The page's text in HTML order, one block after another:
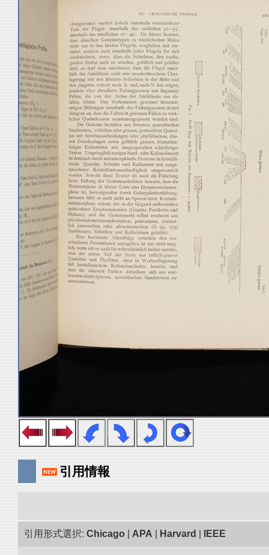
引用情報
引用形式選択: Chicago APA Harvard IEEE